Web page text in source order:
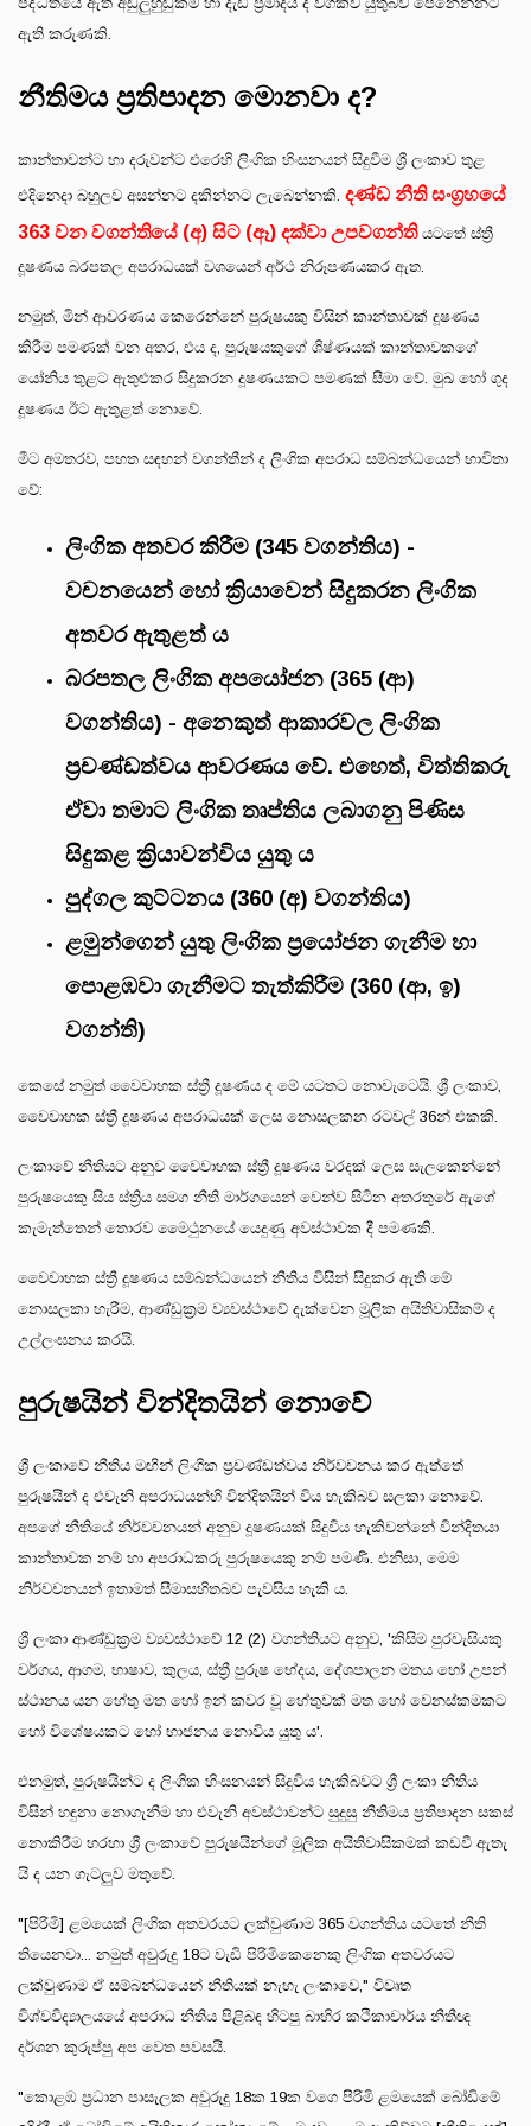
ඇති කරුණකි.
නීතිමය ප්‍රතිපාදන මොනවා ද?
කාන්තාවන්ට හා දරුවන්ට එරෙහි ලිංගික හිංසනයන් සිදුවීම ශ්‍රී ලංකාව තුළ
එදිනෙදා බහුලව අසන්නට දකින්නට ලැබෙන්නකි. දණ්ඩ නීති සංග්‍රහයේ
363 වන වගන්තියේ (අ) සිට (ඈ) දක්වා උපවගන්ති යටතේ ස්ත්‍රී
දූෂණය බරපතල අපරාධයක් වශයෙන් අර්ථ නිරූපණයකර ඇත.
නමුත්, මින් ආවරණය කෙරෙන්නේ පුරුෂයකු විසින් කාන්තාවක් දූෂණය
කිරීම පමණක් වන අතර, එය ද, පුරුෂයකුගේ ශිෂ්ණයක් කාන්තාවකගේ
යෝනිය තුළට ඇතුළුකර සිදුකරන දූෂණයකට පමණක් සීමා වේ. මුඛ හෝ ගුද
දූෂණය ඊට ඇතුළත් නොවේ.
මීට අමතරව, පහත සඳහන් වගන්තීන් ද ලිංගික අපරාධ සම්බන්ධයෙන් භාවිතා
වේ:
ලිංගික අතවර කිරීම (345 වගන්තිය) -
වචනයෙන් හෝ ක්‍රියාවෙන් සිදුකරන ලිංගික
අතවර ඇතුළත් ය
බරපතල ලිංගික අපයෝජන (365 (ආ)
වගන්තිය) - අනෙකුත් ආකාරවල ලිංගික
ප්‍රචණ්ඩත්වය ආවරණය වේ. එහෙත්, විත්තිකරු
ඒවා තමාට ලිංගික තෘප්තිය ලබාගනු පිණිස
සිදුකළ ක්‍රියාවන්විය යුතු ය
පුද්ගල කුට්ටනය (360 (අ) වගන්තිය)
ළමුන්ගෙන් යුතු ලිංගික ප්‍රයෝජන ගැනීම හා
පොළඹවා ගැනීමට තැත්කිරීම (360 (ආ, ඉ)
වගන්ති)
කෙසේ නමුත් වෛවාහක ස්ත්‍රී දූෂණය ද මේ යටතට නොවැටෙයි. ශ්‍රී ලංකාව,
වෛවාහක ස්ත්‍රී දූෂණය අපරාධයක් ලෙස නොසලකන රටවල් 36න් එකකි.
ලංකාවේ නීතියට අනුව වෛවාහක ස්ත්‍රී දූෂණය වරදක් ලෙස සැලකෙන්නේ
පුරුෂයෙකු සිය ස්ත්‍රිය සමග නීති මාර්ගයෙන් වෙන්ව සිටින අතරතුරේ ඇගේ
කැමැත්තෙන් තොරව මෛථුනයේ යෙදුණු අවස්ථාවක දී පමණකි.
වෛවාහක ස්ත්‍රී දූෂණය සම්බන්ධයෙන් නීතිය විසින් සිදුකර ඇති මේ
නොසලකා හැරීම, ආණ්ඩුක්‍රම ව්‍යවස්ථාවේ දැක්වෙන මූලික අයිතිවාසිකම් ද
උල්ලංඝනය කරයි.
පුරුෂයින් වින්දිතයින් නොවේ
ශ්‍රී ලංකාවේ නීතිය මඟින් ලිංගික ප්‍රචණ්ඩත්වය නිර්වචනය කර ඇත්තේ
පුරුෂයින් ද එවැනි අපරාධයන්හි වින්දිතයින් විය හැකිබව සලකා නොවේ.
අපගේ නීතියේ නිර්වචනයන් අනුව දූෂණයක් සිදුවිය හැකිවන්නේ වින්දිතයා
කාන්තාවක නම් හා අපරාධකරු පුරුෂයෙකු නම් පමණි. එනිසා, මෙම
නිර්වචනයන් ඉතාමත් සීමාසහිතබව පැවසිය හැකි ය.
ශ්‍රී ලංකා ආණ්ඩුක්‍රම ව්‍යවස්ථාවේ 12 (2) වගන්තියට අනුව, 'කිසිම පුරවැසියකු
වර්ගය, ආගම, භාෂාව, කුලය, ස්ත්‍රී පුරුෂ භේදය, දේශපාලන මතය හෝ උපන්
ස්ථානය යන හේතු මත හෝ ඉන් කවර වූ හේතුවක් මත හෝ වෙනස්කමකට
හෝ විශේෂයකට හෝ භාජනය නොවිය යුතු ය'.
එනමුත්, පුරුෂයින්ට ද ලිංගික හිංසනයන් සිදුවිය හැකිබවට ශ්‍රී ලංකා නීතිය
විසින් හඳුනා නොගැනීම හා එවැනි අවස්ථාවන්ට සුදුසු නීතිමය ප්‍රතිපාදන සකස්
නොකිරීම හරහා ශ්‍රී ලංකාවේ පුරුෂයින්ගේ මූලික අයිතිවාසිකමක් කඩවී ඇතැ
යි ද යන ගැටලුව මතුවේ.
"[පිරිමි] ළමයෙක් ලිංගික අතවරයට ලක්වුණාම 365 වගන්තිය යටතේ නීති
තියෙනවා... නමුත් අවුරුදු 18ට වැඩි පිරිමිකෙනෙකු ලිංගික අතවරයට
ලක්වුණාම ඒ සම්බන්ධයෙන් නීතියක් නැහැ ලංකාවෙ," විවෘත
විශ්වවිද්‍යාලයයේ අපරාධ නීතිය පිළිබඳ හිටපු බාහිර කථිකාචාර්ය නීතීඥ
දර්ශන කුරුප්පු අප වෙත පවසයි.
"කොළඹ ප්‍රධාන පාසැලක අවුරුදු 18ක 19ක වගෙ පිරිමි ළමයෙක් බෝඩිමේ